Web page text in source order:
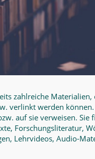
zahlreiche Materialien,
verlinkt werden
auf sie verweisen. Sie
Forschungsliteratur,
Lehrvideos, Audio-